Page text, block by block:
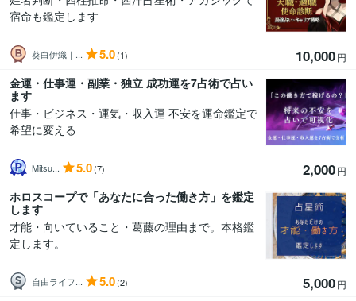
宿命も鑑定します
葵白伊織｜... 5.0(1) 10,000円
金運・仕事運・副業・独立 成功運を7占術で占い
ます
仕事・ビジネス・運気・収入運 不安を運命鑑定で
希望に変える
Mitsu... 5.0(7) 2,000円
ホロスコープで「あなたに合った働き方」を鑑定
します
才能・向いていること・葛藤の理由まで。本格鑑
定します。
自由ライフ... 5.0(2) 5,000円